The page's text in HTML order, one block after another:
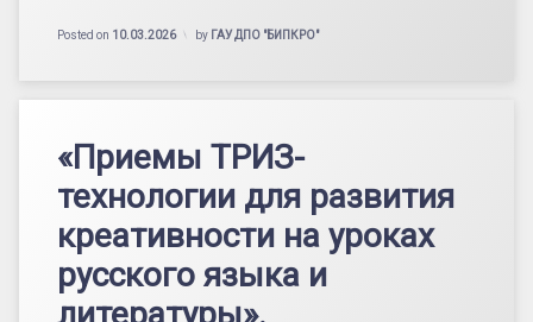
Posted on 10.03.2026 by ГАУ ДПО "БИПКРО"
«Приемы ТРИЗ-
технологии для развития
креативности на уроках
русского языка и